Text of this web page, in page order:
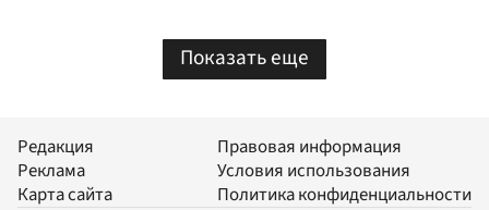
Показать еще
Редакция
Реклама
Карта сайта
Правовая информация
Условия использования
Политика конфиденциальности